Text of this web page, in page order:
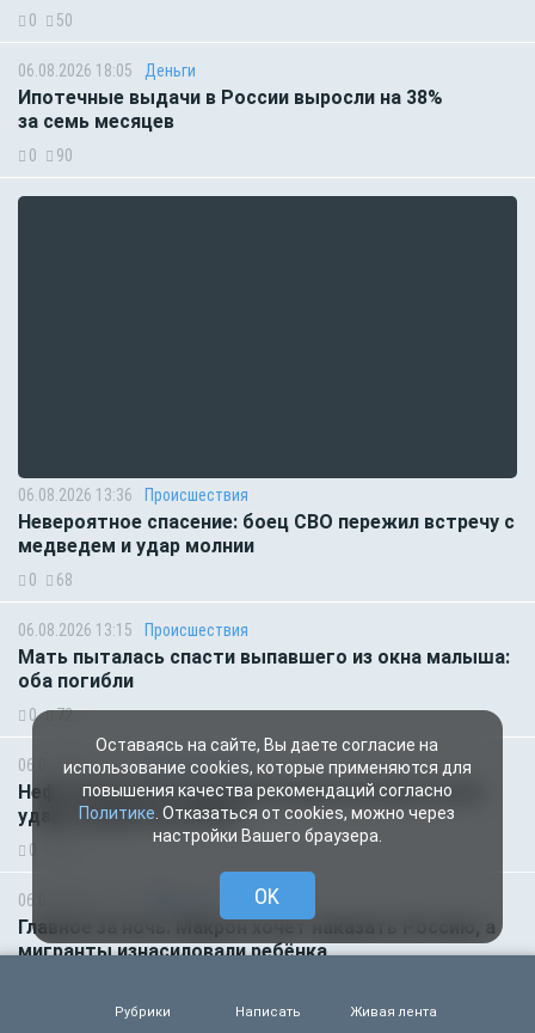
0 50
06.08.2026 18:05 Деньги
Ипотечные выдачи в России выросли на 38%
за семь месяцев
0 90
06.08.2026 13:36 Происшествия
Невероятное спасение: боец СВО пережил встречу с
медведем и удар молнии
0 68
06.08.2026 13:15 Происшествия
Мать пыталась спасти выпавшего из окна малыша:
оба погибли
0 72
06.08.2026 12:55 Происшествия
Нефтеперерабатывающий завод вспыхнул после
удара украинских БПЛА
0
06.08.2026 07:11
Главное за ночь. Макрон хочет наказать Россию, а
мигранты изнасиловали ребёнка
Рубрики Написать Живая лента
Оставаясь на сайте, Вы даете согласие на
использование cookies, которые применяются для
повышения качества рекомендаций согласно
Политике . Отказаться от cookies, можно через
настройки Вашего браузера.
OK